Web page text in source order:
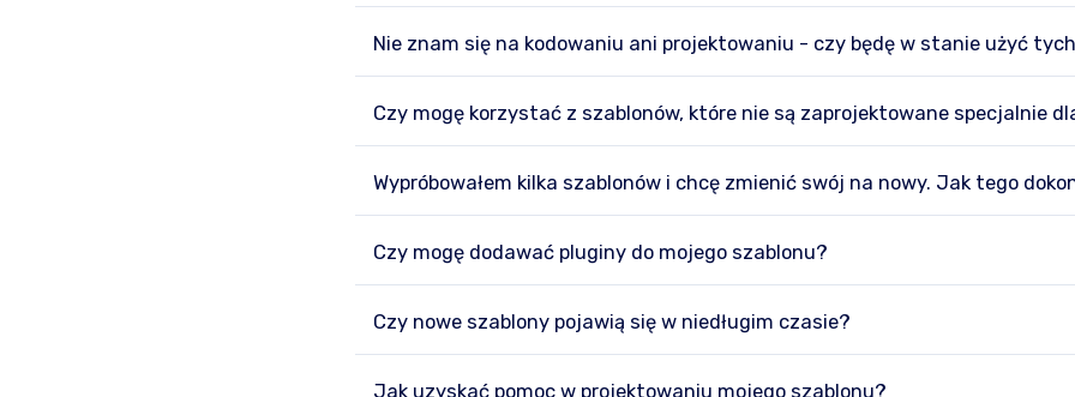
Nie znam się na kodowaniu ani projektowaniu - czy będę w stanie użyć
Czy mogę korzystać z szablonów, które nie są zaprojektowane specjalnie
Wypróbowałem kilka szablonów i chcę zmienić swój na nowy. Jak tego
Czy mogę dodawać pluginy do mojego szablonu?
Czy nowe szablony pojawią się w niedługim czasie?
Jak uzyskać pomoc w projektowaniu mojego szablonu?